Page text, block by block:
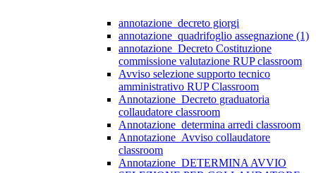
annotazione_decreto giorgi
annotazione_quadrifoglio assegnazione (1)
annotazione_Decreto Costituzione
commissione valutazione RUP classroom
Avviso selezione supporto tecnico
amministrativo RUP Classroom
Annotazione_Decreto graduatoria
collaudatore classroom
Annotazione_determina arredi classroom
Annotazione_Avviso collaudatore
classroom
Annotazione_DETERMINA AVVIO